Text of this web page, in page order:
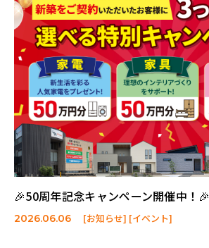
🎉50周年記念キャンペーン開催中！🎉
2026.06.06 [お知らせ] [イベント]